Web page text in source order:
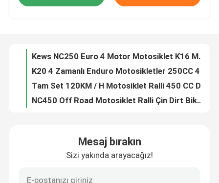
Bize Ulaşın
Blog
İki Zamanlı Enduro Motosikletler
Ralli Motosikletleri
Kews NC250 Euro 4 Motor Motosiklet K16 Model Enduro Motosiklet
NC450 Off Road Motosiklet Ralli Çin Dirt Bike 450cc Enduro Motosikletler
Mesaj bırakın
Sizi yakında arayacağız!